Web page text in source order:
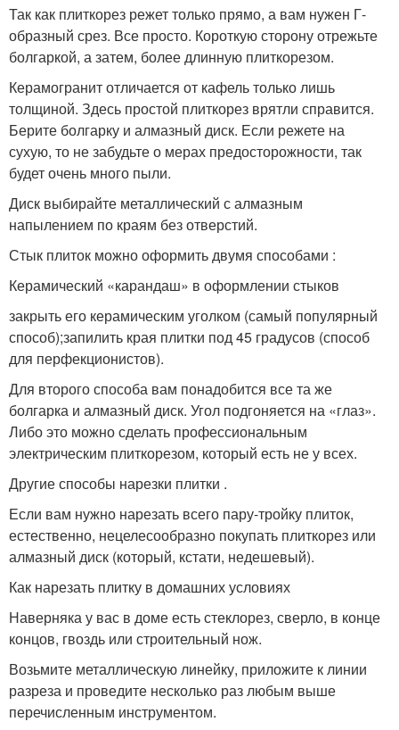
Так как плиткорез режет только прямо, а вам нужен Г-
образный срез. Все просто. Короткую сторону отрежьте
болгаркой, а затем, более длинную плиткорезом.
Керамогранит отличается от кафель только лишь
толщиной. Здесь простой плиткорез врятли справится.
Берите болгарку и алмазный диск. Если режете на
сухую, то не забудьте о мерах предосторожности, так
будет очень много пыли.
Диск выбирайте металлический с алмазным
напылением по краям без отверстий.
Стык плиток можно оформить двумя способами :
Керамический «карандаш» в оформлении стыков
закрыть его керамическим уголком (самый популярный
способ);запилить края плитки под 45 градусов (способ
для перфекционистов).
Для второго способа вам понадобится все та же
болгарка и алмазный диск. Угол подгоняется на «глаз».
Либо это можно сделать профессиональным
электрическим плиткорезом, который есть не у всех.
Другие способы нарезки плитки .
Если вам нужно нарезать всего пару-тройку плиток,
естественно, нецелесообразно покупать плиткорез или
алмазный диск (который, кстати, недешевый).
Как нарезать плитку в домашних условиях
Наверняка у вас в доме есть стеклорез, сверло, в конце
концов, гвоздь или строительный нож.
Возьмите металлическую линейку, приложите к линии
разреза и проведите несколько раз любым выше
перечисленным инструментом.